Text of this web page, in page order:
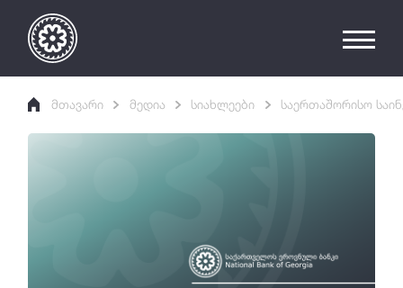
მთავარი მედია სიახლეები საერთაშორისო